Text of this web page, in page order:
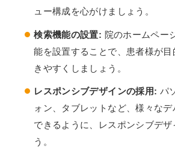
ュー構成を心がけましょう。
検索機能の設置: 院のホームペー
能を設置することで、患者様が
きやすくしましょう。
レスポンシブデザインの採用: パ
ォン、タブレットなど、様々な
できるように、レスポンシブデザ
う。